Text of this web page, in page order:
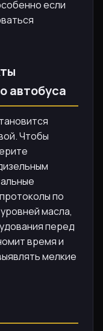
если
автобуса
Чтобы
по
масла,
перед
время и
мелкие